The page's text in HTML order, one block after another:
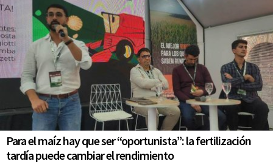
Para el maíz hay que ser “oportunista”: la fertilización
tardía puede cambiar el rendimiento